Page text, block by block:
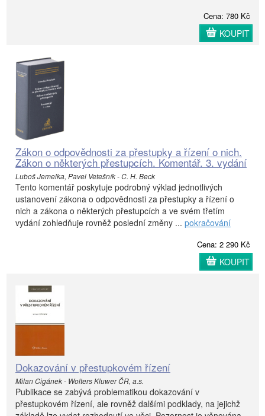
Cena: 780 Kč
KOUPIT
Zákon o odpovědnosti za přestupky a řízení o nich.
Zákon o některých přestupcích. Komentář. 3. vydání
Luboš Jemelka, Pavel Vetešník - C. H. Beck
Tento komentář poskytuje podrobný výklad jednotlivých
ustanovení zákona o odpovědnosti za přestupky a řízení o
nich a zákona o některých přestupcích a ve svém třetím
vydání zohledňuje rovněž poslední změny ... pokračování
Cena: 2 290 Kč
KOUPIT
Dokazování v přestupkovém řízení
Milan Cigánek - Wolters Kluwer ČR, a.s.
Publikace se zabývá problematikou dokazování v
přestupkovém řízení, ale rovněž dalšími podklady, na jejichž